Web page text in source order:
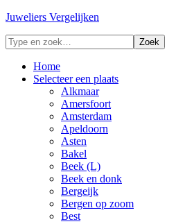
Juweliers Vergelijken
Home
Selecteer een plaats
Alkmaar
Amersfoort
Amsterdam
Apeldoorn
Asten
Bakel
Beek (L)
Beek en donk
Bergeijk
Bergen op zoom
Best